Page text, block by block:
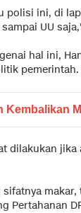
polisi ini, di
UU
hal ini,
Kembalikan
dilakukan
makar,
Pertahanan